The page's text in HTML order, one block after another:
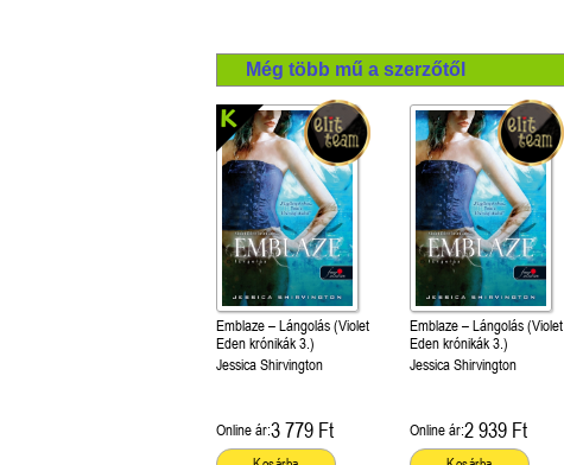
Még több mű a szerzőtől
Emblaze – Lángolás (Violet
Eden krónikák 3.)
Jessica Shirvington
Online ár:3 779 Ft
Emblaze – Lángolás (Violet
Eden krónikák 3.)
Jessica Shirvington
Online ár:2 939 Ft